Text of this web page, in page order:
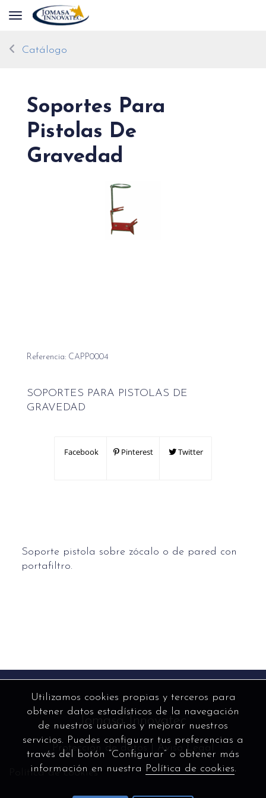
Toggle navigation
Catálogo
Soportes Para
Pistolas De
Gravedad
Referencia: CAPP0004
SOPORTES PARA PISTOLAS DE
GRAVEDAD
Facebook Pinterest Twitter
Soporte pistola sobre zócalo o de pared con
portafiltro.
Jomasa Innovatec
Protección de datos Aviso Legal
Política de cookies
Utilizamos cookies propias y terceros para
obtener datos estadísticos de la navegación
de nuestros usuarios y mejorar nuestros
servicios. Puedes configurar tus preferencias a
través del botón “Configurar” o obtener más
información en nuestra Política de cookies.